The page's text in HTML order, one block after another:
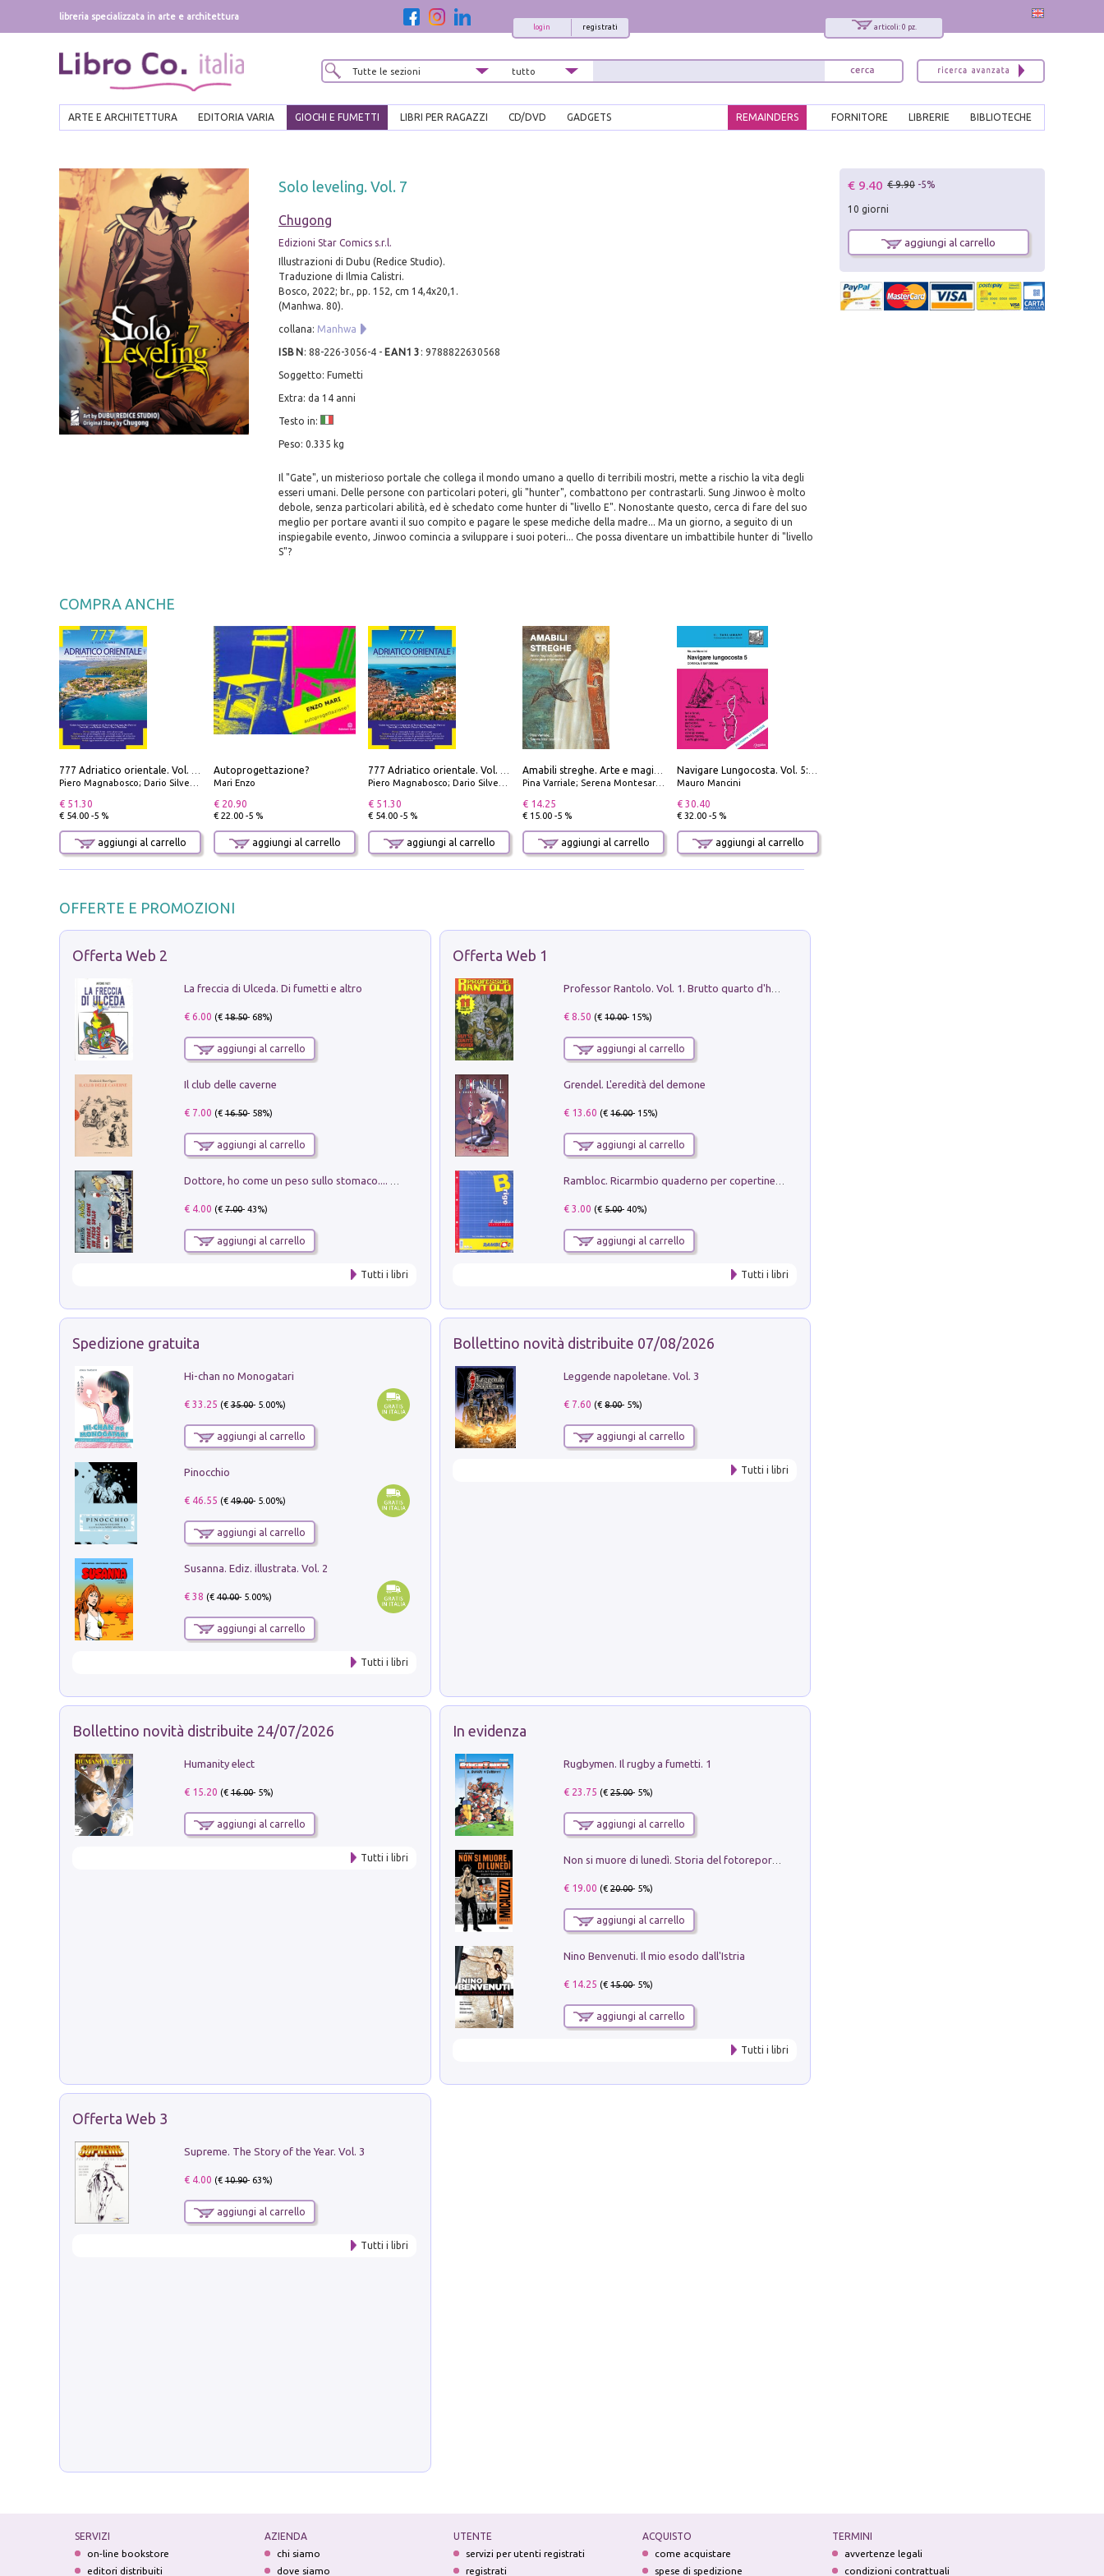
libreria specializzata in arte e architettura
articoli: 0 pz.
registrati
login
ARTE E ARCHITETTURA EDITORIA VARIA GIOCHI E FUMETTI LIBRI PER RAGAZZI CD/DVD GADGETS BIBLIOTECHE
LIBRERIE
FORNITORE
REMAINDERS
Solo leveling. Vol. 7
Chugong
Edizioni Star Comics s.r.l.
Illustrazioni di Dubu (Redice Studio).
Traduzione di Ilmia Calistri.
Bosco, 2022; br., pp. 152, cm 14,4x20,1.
(Manhwa. 80).
collana: Manhwa
ISBN : 88-226-3056-4- EAN13 : 9788822630568
Soggetto: Fumetti
Extra: da 14 anni
Testo in:
Peso: 0.335 kg
Il "Gate", un misterioso portale che collega il mondo umano a quello di terribili mostri, mette a rischio la vita degli
esseri umani. Delle persone con particolari poteri, gli "hunter", combattono per contrastarli. Sung Jinwoo è molto
debole, senza particolari abilità, ed è schedato come hunter di "livello E". Nonostante questo, cerca di fare del suo
meglio per portare avanti il suo compito e pagare le spese mediche della madre... Ma un giorno, a seguito di un
inspiegabile evento, Jinwoo comincia a sviluppare i suoi poteri... Che possa diventare un imbattibile hunter di "livello
S"?
COMPRA ANCHE
Piero Magnabosco; Dario Silvestro; Marco Sbrizzi
€ 51.30
€ 54.00 -5 %
aggiungi al carrello
Autoprogettazione?
Mari Enzo
€ 20.90
€ 22.00 -5 %
aggiungi al carrello
Piero Magnabosco; Dario Silvestro; Marco Sbrizzi
€ 51.30
€ 54.00 -5 %
aggiungi al carrello
Pina Varriale; Serena Montesarchio
€ 14.25
€ 15.00 -5 %
aggiungi al carrello
Mauro Mancini
€ 30.40
€ 32.00 -5 %
aggiungi al carrello
OFFERTE E PROMOZIONI
Offerta Web 2
La freccia di Ulceda. Di fumetti e altro
€ 6.00 (€18.50- 68%)
aggiungi al carrello
Il club delle caverne
€ 7.00 (€16.50- 58%)
aggiungi al carrello
€ 4.00 (€7.00- 43%)
aggiungi al carrello
Tutti i libri
Offerta Web 1
€ 8.50 (€10.00- 15%)
aggiungi al carrello
Grendel. L'eredità del demone
€ 13.60 (€16.00- 15%)
aggiungi al carrello
€ 3.00 (€5.00- 40%)
aggiungi al carrello
Tutti i libri
Spedizione gratuita
Hi-chan no Monogatari
€ 33.25 (€35.00- 5.00%)
aggiungi al carrello
Pinocchio
€ 46.55 (€49.00- 5.00%)
aggiungi al carrello
Susanna. Ediz. illustrata. Vol. 2
€ 38 (€40.00- 5.00%)
aggiungi al carrello
Tutti i libri
Bollettino novità distribuite 07/08/2026
Leggende napoletane. Vol. 3
€ 7.60 (€8.00- 5%)
aggiungi al carrello
Tutti i libri
Bollettino novità distribuite 24/07/2026
Humanity elect
€ 15.20 (€16.00- 5%)
aggiungi al carrello
Tutti i libri
In evidenza
Rugbymen. Il rugby a fumetti. 1
€ 23.75 (€25.00- 5%)
aggiungi al carrello
€ 19.00 (€20.00- 5%)
aggiungi al carrello
Nino Benvenuti. Il mio esodo dall'Istria
€ 14.25 (€15.00- 5%)
aggiungi al carrello
Tutti i libri
Offerta Web 3
Supreme. The Story of the Year. Vol. 3
€ 4.00 (€10.90- 63%)
aggiungi al carrello
Tutti i libri
€ 9.40 € 9.90 -5%
10 giorni
aggiungi al carrello
SERVIZI
on-line bookstore
editori distribuiti
AZIENDA
chi siamo
dove siamo
UTENTE
servizi per utenti registrati
registrati
ACQUISTO
come acquistare
spese di spedizione
TERMINI
avvertenze legali
condizioni contrattuali
x
Interessato ai nostri libri?
Sarai informato delle nostre novità, potrai
comunque cancellarti quando desideri.
modulo di iscrizione